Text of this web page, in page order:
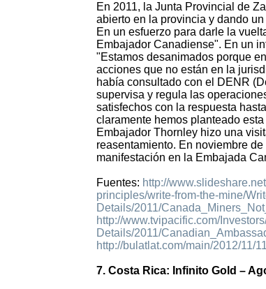
En 2011, la Junta Provincial de
abierto en la provincia y dando
En un esfuerzo para darle la
Embajador Canadiense". En un
"Estamos desanimados porque
acciones que no están en la
había consultado con el DENR
supervisa y regula las
satisfechos con la respuesta
claramente hemos planteado
Embajador Thornley hizo una
reasentamiento. En noviembre
manifestación en la Embajada
Fuentes: http://
principles/write-from-the-mine/
Details/2011/
http://www.tvipacific.com/
Details/2011/
http://bulatlat.com/main/2012/11/
7. Costa Rica: Infinito Gold –